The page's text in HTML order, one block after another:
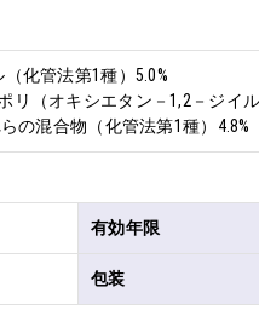
化管法第1種）5.0%
リ（オキシエタン－1,2－ジイ
の混合物（化管法第1種）4.8%
有効年限
包装